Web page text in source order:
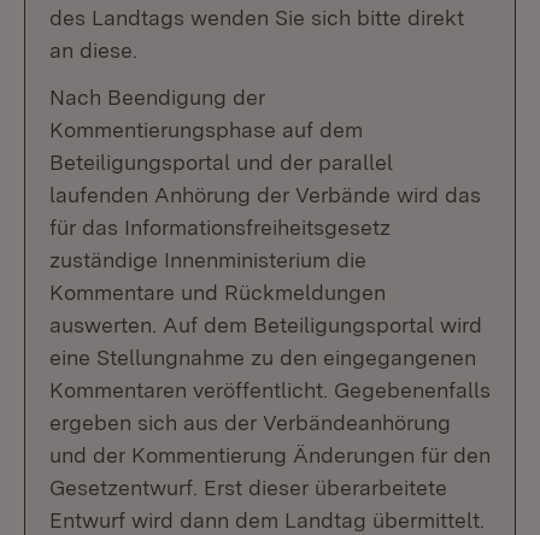
des Landtags wenden Sie sich bitte direkt
an diese.
Nach Beendigung der
Kommentierungsphase auf dem
Beteiligungsportal und der parallel
laufenden Anhörung der Verbände wird das
für das Informationsfreiheitsgesetz
zuständige Innenministerium die
Kommentare und Rückmeldungen
auswerten. Auf dem Beteiligungsportal wird
eine Stellungnahme zu den eingegangenen
Kommentaren veröffentlicht. Gegebenenfalls
ergeben sich aus der Verbändeanhörung
und der Kommentierung Änderungen für den
Gesetzentwurf. Erst dieser überarbeitete
Entwurf wird dann dem Landtag übermittelt.